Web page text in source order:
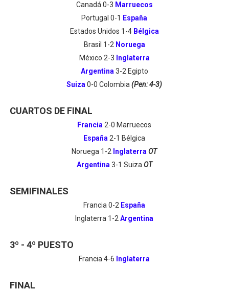
Canadá 0-3 Marruecos
Portugal 0-1 España
Estados Unidos 1-4 Bélgica
Brasil 1-2 Noruega
México 2-3 Inglaterra
Argentina 3-2 Egipto
Suiza0-0 Colombia (Pen: 4-3)
CUARTOS DE FINAL
Francia 2-0 Marruecos
España 2-1 Bélgica
Noruega 1-2 Inglaterra OT
Argentina 3-1 Suiza OT
SEMIFINALES
Francia 0-2 España
Inglaterra 1-2Argentina
3º - 4º PUESTO
Francia 4-6 Inglaterra
FINAL